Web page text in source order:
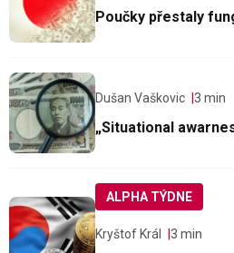
Poučky přestaly
Dušan Vaškovic 3 min
„Situational
ALPHA TÝDNE
Kryštof Král 3 min